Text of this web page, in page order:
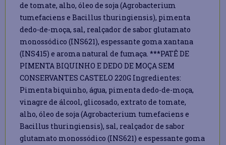
de tomate, alho, óleo de soja (Agrobacterium
tumefaciens e Bacillus thuringiensis), pimenta
dedo-de-moça, sal, realçador de sabor glutamato
monossódico (INS621), espessante goma xantana
(INS415) e aroma natural de fumaça. ***PATÊ DE
PIMENTA BIQUINHO E DEDO DE MOÇA SEM
CONSERVANTES CASTELO 220G Ingredientes:
Pimenta biquinho, água, pimenta dedo-de-moça,
vinagre de álcool, glicosado, extrato de tomate,
alho, óleo de soja (Agrobacterium tumefaciens e
Bacillus thuringiensis), sal, realçador de sabor
glutamato monossódico (INS621) e espessante goma